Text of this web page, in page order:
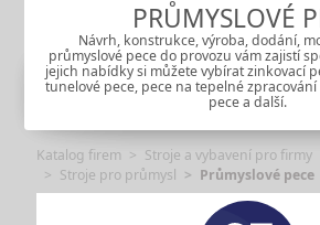
PRŮMYSLOVÉ
Návrh, konstrukce, výroba, dodání,
průmyslové pece do provozu vám zajistí
jejich nabídky si můžete vybírat zinkovací
tunelové pece, pece na tepelné
pece a další.
Katalog firem Stroje a vybavení pro firmy
Stroje pro průmysl
Průmyslové pece